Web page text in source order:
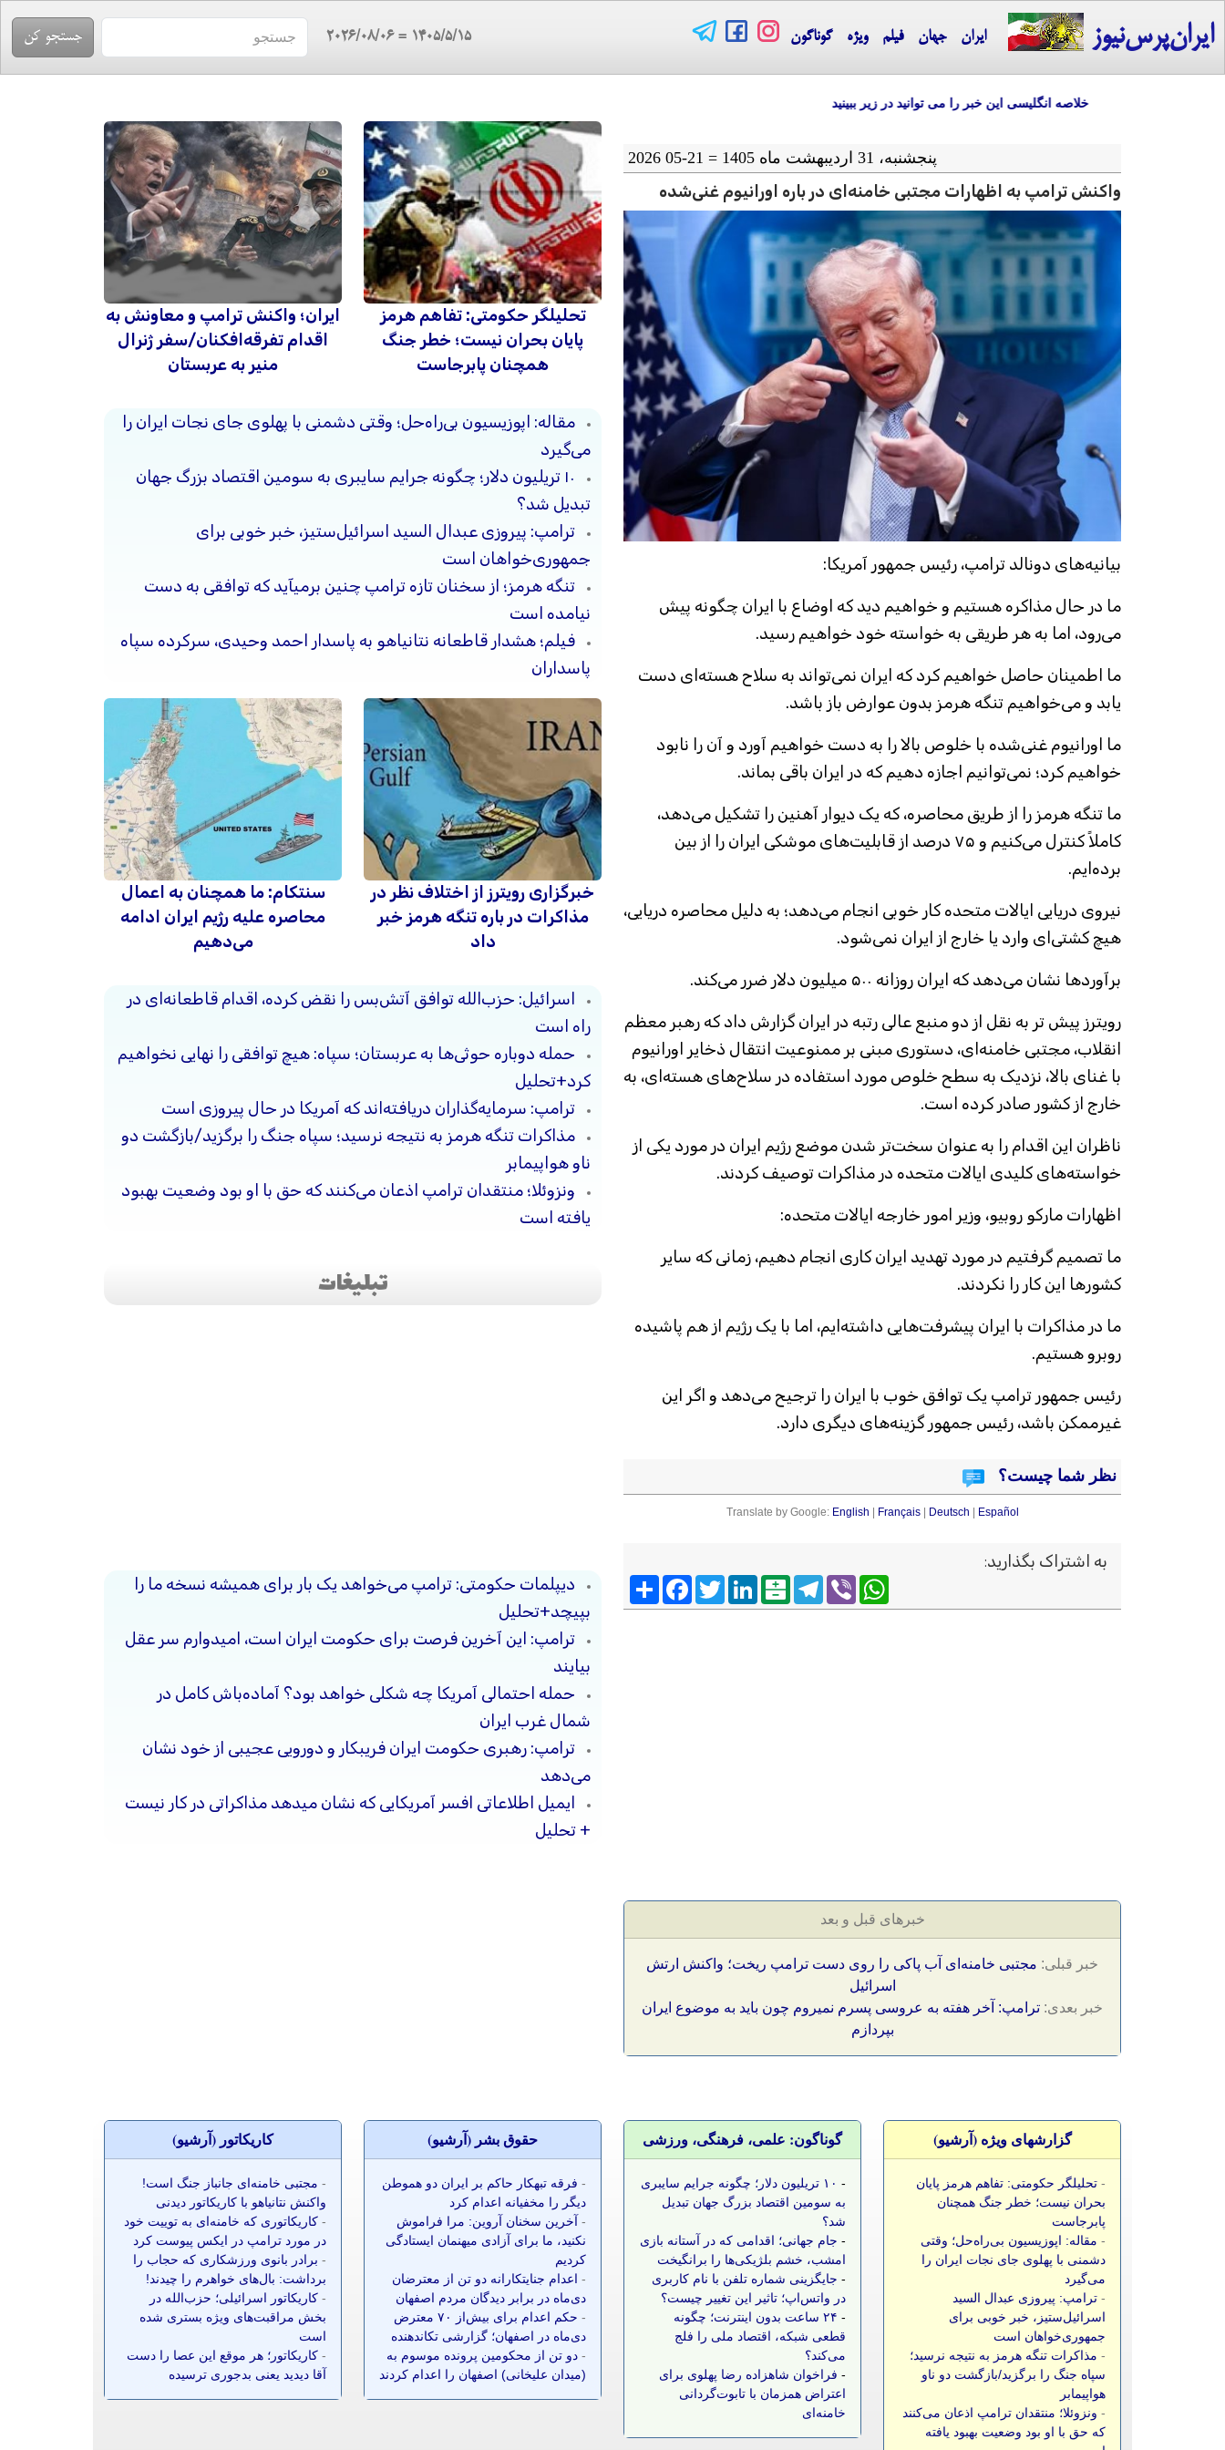
ایران‌پرس‌نیوز ایران جهان فیلم ویژه گوناگون ۱۴۰۵/۵/۱۵ = 2026/08/06
خلاصه انگلیسی این خبر را می توانید در زیر ببینید
پنجشنبه، 31 اردیبهشت ماه 1405 = 21-05 2026
واکنش ترامپ به اظهارات مجتبی خامنه‌ای در باره اورانیوم غنی‌شده
بیانیه‌های دونالد ترامپ، رئیس جمهور آمریکا:
ما در حال مذاکره هستیم و خواهیم دید که اوضاع با ایران چگونه پیش
می‌رود، اما به هر طریقی به خواسته خود خواهیم رسید.
ما اطمینان حاصل خواهیم کرد که ایران نمی‌تواند به سلاح هسته‌ای دست
یابد و می‌خواهیم تنگه هرمز بدون عوارض باز باشد.
ما اورانیوم غنی‌شده با خلوص بالا را به دست خواهیم آورد و آن را نابود
خواهیم کرد؛ نمی‌توانیم اجازه دهیم که در ایران باقی بماند.
ما تنگه هرمز را از طریق محاصره، که یک دیوار آهنین را تشکیل می‌دهد،
کاملاً کنترل می‌کنیم و ۷۵ درصد از قابلیت‌های موشکی ایران را از بین
برده‌ایم.
نیروی دریایی ایالات متحده کار خوبی انجام می‌دهد؛ به دلیل محاصره دریایی،
هیچ کشتی‌ای وارد یا خارج از ایران نمی‌شود.
برآوردها نشان می‌دهد که ایران روزانه ۵۰۰ میلیون دلار ضرر می‌کند.
رویترز پیش تر به نقل از دو منبع عالی رتبه در ایران گزارش داد که رهبر معظم
انقلاب، مجتبی خامنه‌ای، دستوری مبنی بر ممنوعیت انتقال ذخایر اورانیوم
با غنای بالا، نزدیک به سطح خلوص مورد استفاده در سلاح‌های هسته‌ای، به
خارج از کشور صادر کرده است.
ناظران این اقدام را به عنوان سخت‌تر شدن موضع رژیم ایران در مورد یکی از
خواسته‌های کلیدی ایالات متحده در مذاکرات توصیف کردند.
اظهارات مارکو روبیو، وزیر امور خارجه ایالات متحده:
ما تصمیم گرفتیم در مورد تهدید ایران کاری انجام دهیم، زمانی که سایر
کشورها این کار را نکردند.
ما در مذاکرات با ایران پیشرفت‌هایی داشته‌ایم، اما با یک رژیم از هم پاشیده
روبرو هستیم.
رئیس جمهور ترامپ یک توافق خوب با ایران را ترجیح می‌دهد و اگر این
غیرممکن باشد، رئیس جمهور گزینه‌های دیگری دارد.
نظر شما چیست؟
Translate by Google: English Français| Deutsch Español
به اشتراک بگذارید:
اشتراک
FacebookTwitter
LinkedInBalatarin
TelegramViber
WhatsApp
خبرهای قبل و بعد
خبر قبلی: مجتبی خامنه‌ای آب پاکی را روی دست ترامپ ریخت؛ واکنش ارتش
اسرائیل
خبر بعدی: ترامپ: آخر هفته به عروسی پسرم نمیروم چون باید به موضوع ایران
بپردازم
تحلیلگر حکومتی: تفاهم هرمز
پایان بحران نیست؛ خطر جنگ
همچنان پابرجاست
ایران؛ واکنش ترامپ و معاونش به
اقدام تفرقه‌افکنان/سفر ژنرال
منیر به عربستان
مقاله: اپوزیسیون بی‌راه‌حل؛ وقتی دشمنی با پهلوی جای نجات ایران را
می‌گیرد
۱۰ تریلیون دلار؛ چگونه جرایم سایبری به سومین اقتصاد بزرگ جهان
تبدیل شد؟
ترامپ: پیروزی عبدال السید اسرائیل‌ستیز، خبر خوبی برای
جمهوری‌خواهان است
تنگه هرمز؛ از سخنان تازه ترامپ چنین برمیآید که توافقی به دست
نیامده است
فیلم؛ هشدار قاطعانه نتانیاهو به پاسدار احمد وحیدی، سرکرده سپاه
پاسداران
خبرگزاری رویترز از اختلاف نظر در
مذاکرات در باره تنگه هرمز خبر
داد
سنتکام: ما همچنان به اعمال
محاصره علیه رژیم ایران ادامه
می‌دهیم
اسرائیل: حزب‌الله توافق آتش‌بس را نقض کرده، اقدام قاطعانه‌ای در
راه است
حمله دوباره حوثی‌ها به عربستان؛ سپاه: هیچ توافقی را نهایی نخواهیم
کرد+تحلیل
ترامپ: سرمایه‌گذاران دریافته‌اند که آمریکا در حال پیروزی است
مذاکرات تنگه هرمز به نتیجه نرسید؛ سپاه جنگ را برگزید/بازگشت دو
ناو هواپیمابر
ونزوئلا؛ منتقدان ترامپ اذعان می‌کنند که حق با او بود وضعیت بهبود
یافته است
تبلیغات
دیپلمات حکومتی: ترامپ می‌خواهد یک بار برای همیشه نسخه ما را
بپیچد+تحلیل
ترامپ: این آخرین فرصت برای حکومت ایران است، امیدوارم سر عقل
بیایند
حمله احتمالی آمریکا چه شکلی خواهد بود؟ آماده‌باش کامل در
شمال غرب ایران
ترامپ: رهبری حکومت ایران فریبکار و دورویی عجیبی از خود نشان
می‌دهد
ایمیل اطلاعاتی افسر آمریکایی که نشان میدهد مذاکراتی در کار نیست
+ تحلیل
گزارشهای ویژه (آرشيو)
- تحلیلگر حکومتی: تفاهم هرمز پایان
بحران نیست؛ خطر جنگ همچنان
پابرجاست
- مقاله: اپوزیسیون بی‌راه‌حل؛ وقتی
دشمنی با پهلوی جای نجات ایران را
می‌گیرد
- ترامپ: پیروزی عبدال السید
اسرائیل‌ستیز، خبر خوبی برای
جمهوری‌خواهان است
- مذاکرات تنگه هرمز به نتیجه نرسید؛
سپاه جنگ را برگزید/بازگشت دو ناو
هواپیمابر
- ونزوئلا؛ منتقدان ترامپ اذعان می‌کنند
که حق با او بود وضعیت بهبود یافته
گوناگون: علمی، فرهنگی، ورزشی
-
۱۰ تریلیون دلار؛ چگونه جرایم سایبری
به سومین اقتصاد بزرگ جهان تبدیل
شد؟
- جام جهانی؛ اقدامی که در آستانه بازی
امشب، خشم بلژیکی‌ها را برانگیخت
- جایگزینی شماره تلفن با نام کاربری
در واتس‌اپ؛ تاثیر این تغییر چیست؟
-
۲۴ ساعت بدون اینترنت؛ چگونه
قطعی شبکه، اقتصاد ملی را فلج
می‌کند؟
- فراخوان شاهزاده رضا پهلوی برای
اعتراض همزمان با تابوت‌گردانی
خامنه‌ای
حقوق بشر (آرشيو)
- فرقه تبهکار حاکم بر ایران دو هموطن
دیگر را مخفیانه اعدام کرد
- آخرین سخنان آروین: مرا فراموش
نکنید، ما برای آزادی میهنمان ایستادگی
کردیم
- اعدام جنایتکارانه دو تن از معترضان
دی‌ماه در برابر دیدگان مردم اصفهان
-
حکم اعدام برای بیش‌از ۷۰ معترض
دی‌ماه در اصفهان؛ گزارشی تکاندهنده
- دو تن از محکومین پرونده موسوم به
(میدان علیخانی) اصفهان را اعدام کردند
کاريکاتور (آرشيو)
- مجتبی خامنه‌ای جانباز جنگ است!
واکنش نتانیاهو با کاریکاتور دیدنی
- کاریکاتوری که خامنه‌ای به توییت خود
در مورد ترامپ در ایکس پیوست کرد
- برادر بانوی ورزشکاری که حجاب را
برداشت: بال‌های خواهرم را چیدند!
- کاریکاتور اسرائیلی؛ حزب‌الله در
بخش مراقبت‌های ویژه بستری شده
است
- کاریکاتور؛ هر موقع این عصا را دست
آقا دیدید یعنی بدجوری ترسیده